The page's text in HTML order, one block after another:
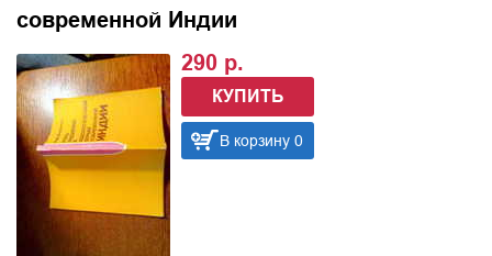
современной Индии
290 р.
КУПИТЬ
В корзину 0